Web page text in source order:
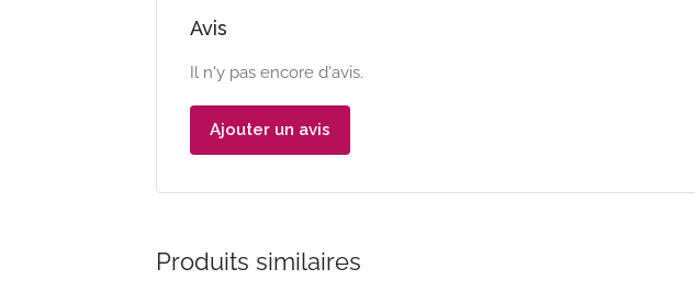
Avis
Il n'y pas encore d'avis.
Ajouter un avis
Produits similaires